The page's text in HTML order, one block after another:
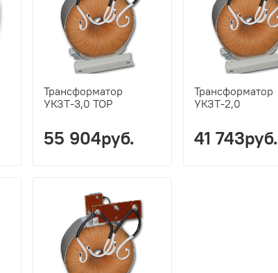
Трансформатор
УКЗТ-3,0 ТОР
55 904руб.
Трансформатор
УКЗТ-2,0
41 743руб.